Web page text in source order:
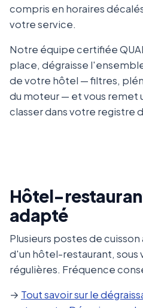
compris en horaires
votre service.
Notre équipe certifiée
place, dégraisse
de votre hôtel — filtres,
du moteur — et vous remet
classer dans votre registre
Hôtel-
adapté
Plusieurs postes de
d'un hôtel-restaurant, sous
régulières. Fréquence
→ Tout savoir sur le